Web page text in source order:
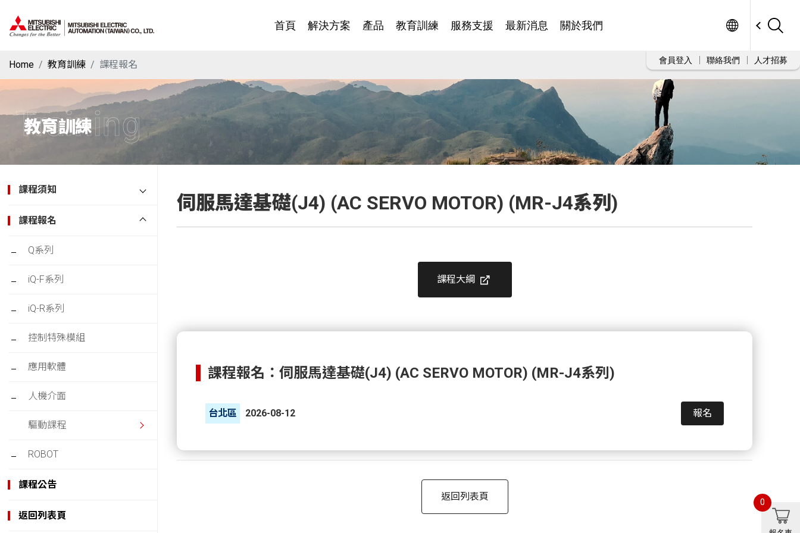
首頁 解決方案 產品 教育訓練 服務支援 最新消息 關於我們
會員登入 聯絡我們 人才招募
Home 教育訓練 課程報名
教育訓練
Training
課程須知
課程報名
Q系列
iQ-F系列
iQ-R系列
控制特殊模組
應用軟體
人機介面
驅動課程
ROBOT
課程公告
返回列表頁
伺服馬達基礎(J4) (AC SERVO MOTOR) (MR-J4系列)
課程大綱
課程報名：伺服馬達基礎(J4) (AC SERVO MOTOR) (MR-J4系列)
台北區 2026-08-12 報名
返回列表頁
0